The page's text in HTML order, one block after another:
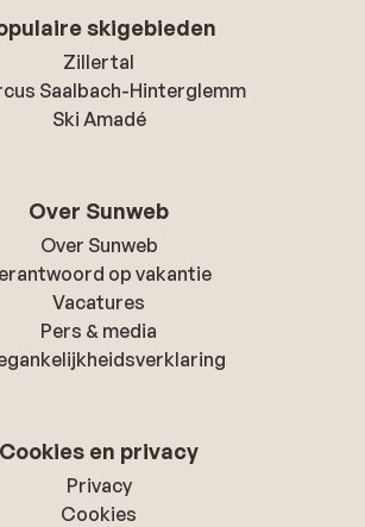
skigebieden
Zillertal
Saalbach-Hinterglemm
Ski Amadé
Over Sunweb
Over Sunweb
op vakantie
Vacatures
Pers & media
Cookies en privacy
Privacy
Cookies